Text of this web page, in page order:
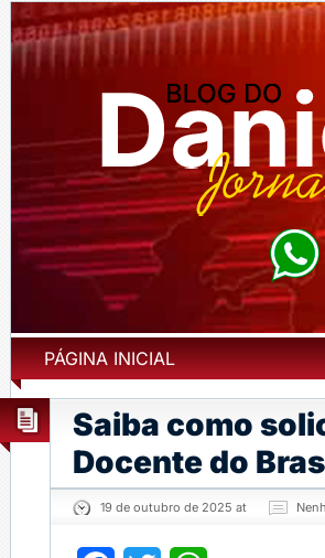
PÁGINA INICIAL
Saiba como
Docente do
19 de outubro de 2025 at